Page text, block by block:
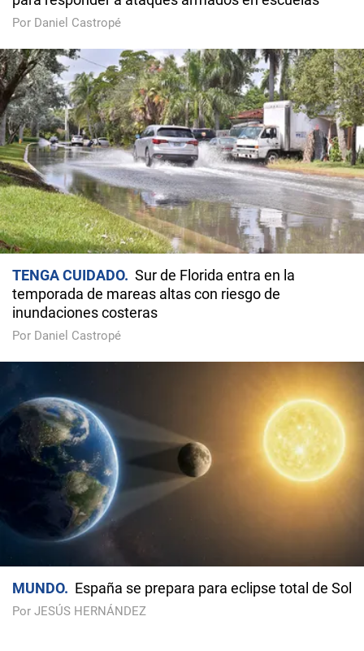
Por Daniel Castropé
TENGA CUIDADO
Sur de Florida entra en la
temporada de mareas altas con riesgo de
inundaciones costeras
Por Daniel Castropé
MUNDO España se prepara para eclipse total de Sol
Por JESÚS HERNÁNDEZ